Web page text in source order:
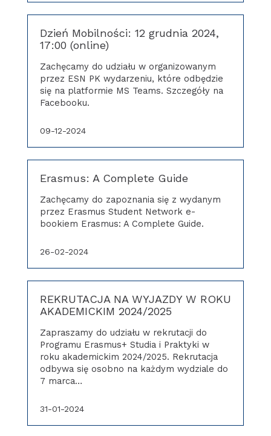
Dzień Mobilności: 12 grudnia 2024,
17:00 (online)
Zachęcamy do udziału w organizowanym
przez ESN PK wydarzeniu, które odbędzie
się na platformie MS Teams. Szczegóły na
Facebooku.
09-12-2024
Erasmus: A Complete Guide
Zachęcamy do zapoznania się z wydanym
przez Erasmus Student Network e-
bookiem Erasmus: A Complete Guide.
26-02-2024
REKRUTACJA NA WYJAZDY W ROKU
AKADEMICKIM 2024/2025
Zapraszamy do udziału w rekrutacji do
Programu Erasmus+ Studia i Praktyki w
roku akademickim 2024/2025. Rekrutacja
odbywa się osobno na każdym wydziale do
7 marca…
31-01-2024